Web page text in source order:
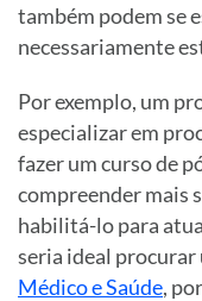
também podem se
necessariamente
Por exemplo, um
especializar em
fazer um curso de
compreender mais
habilitá-lo para
seria ideal procurar
Médico e Saúde,